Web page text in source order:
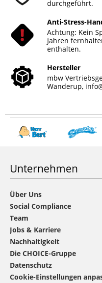
durchgeführt.
Anti-Stress-
Achtung: Kein
Jahren
enthalten.
Hersteller
mbw
Wanderup,
Unternehmen
Über Uns
Social Compliance
Team
Jobs & Karriere
Nachhaltigkeit
Die CHOICE-Gruppe
Datenschutz
Cookie-Einstellungen